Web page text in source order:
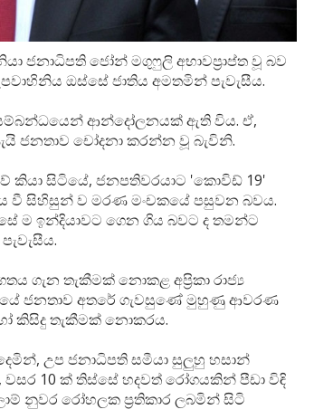
ජනාධිපති ජෝන් මගුෆුලි අභාවප්‍රාප්ත වූ බව
ඔස්සේ ජාතිය අමතමින් පැවැසීය.
ආන්දෝලනයක් ඇති විය. ඒ,
ජනතාව චෝදනා කරන්න වූ බැවිනි.
කියා සිටියේ, ජනපතිවරයාට 'කොවිඩ් 19'
වී සිහිසුන් ව මරණ මංචකයේ පසුවන බවය.
ම ඉන්දියාවට ගෙන ගිය බවට ද තමන්ට
ගැන තැකීමක් නොකළ අප්‍රිකා රාජ්‍ය
ජනතාව අතරේ ගැවසුණේ මුහුණු ආවරණ
කිසිදු තැකීමක් නොකරය.
උප ජනාධිපති සමීයා සුලුහු හසාන්
වසර 10 ක් තිස්සේ හදවත් රෝගයකින් පීඩා විඳි
නුවර රෝහලක ප්‍රතිකාර ලබමින් සිටි